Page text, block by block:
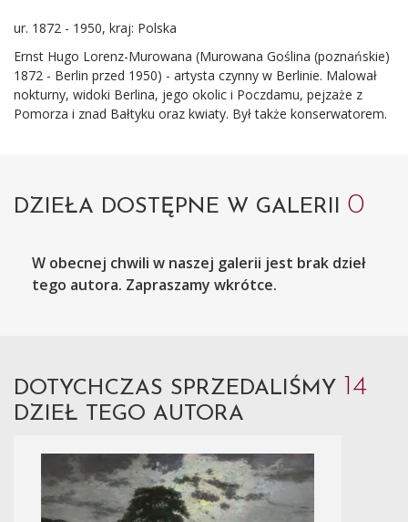
ur. 1872 - 1950, kraj: Polska
Ernst Hugo Lorenz-Murowana (Murowana Goślina (poznańskie)
1872 - Berlin przed 1950) - artysta czynny w Berlinie. Malował
nokturny, widoki Berlina, jego okolic i Poczdamu, pejzaże z
Pomorza i znad Bałtyku oraz kwiaty. Był także konserwatorem.
DZIEŁA DOSTĘPNE W GALERII 0
W obecnej chwili w naszej galerii jest brak dzieł
tego autora. Zapraszamy wkrótce.
DOTYCHCZAS SPRZEDALIŚMY 14
DZIEŁ TEGO AUTORA